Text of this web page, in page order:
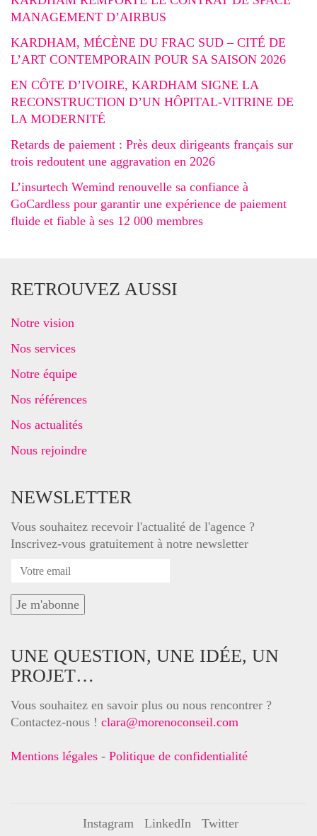
MANAGEMENT D’AIRBUS
KARDHAM, MÉCÈNE DU FRAC SUD – CITÉ DE
L’ART CONTEMPORAIN POUR SA SAISON 2026
EN CÔTE D’IVOIRE, KARDHAM SIGNE LA
RECONSTRUCTION D’UN HÔPITAL-VITRINE DE
LA MODERNITÉ
Retards de paiement : Près deux dirigeants français sur
trois redoutent une aggravation en 2026
L’insurtech Wemind renouvelle sa confiance à
GoCardless pour garantir une expérience de paiement
fluide et fiable à ses 12 000 membres
RETROUVEZ AUSSI
Notre vision
Nos services
Notre équipe
Nos références
Nos actualités
Nous rejoindre
NEWSLETTER
Vous souhaitez recevoir l'actualité de l'agence ?
Inscrivez-vous gratuitement à notre newsletter
UNE QUESTION, UNE IDÉE, UN
PROJET…
Vous souhaitez en savoir plus ou nous rencontrer ?
Contactez-nous ! clara@morenoconseil.com
Mentions légales - Politique de confidentialité
Instagram LinkedIn Twitter